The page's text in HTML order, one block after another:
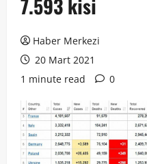
7.593 kisi
Haber Merkezi
20 Mart 2021
1 minute read
0